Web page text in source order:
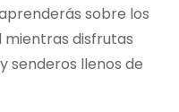
sobre los
mientras disfrutas
senderos llenos de